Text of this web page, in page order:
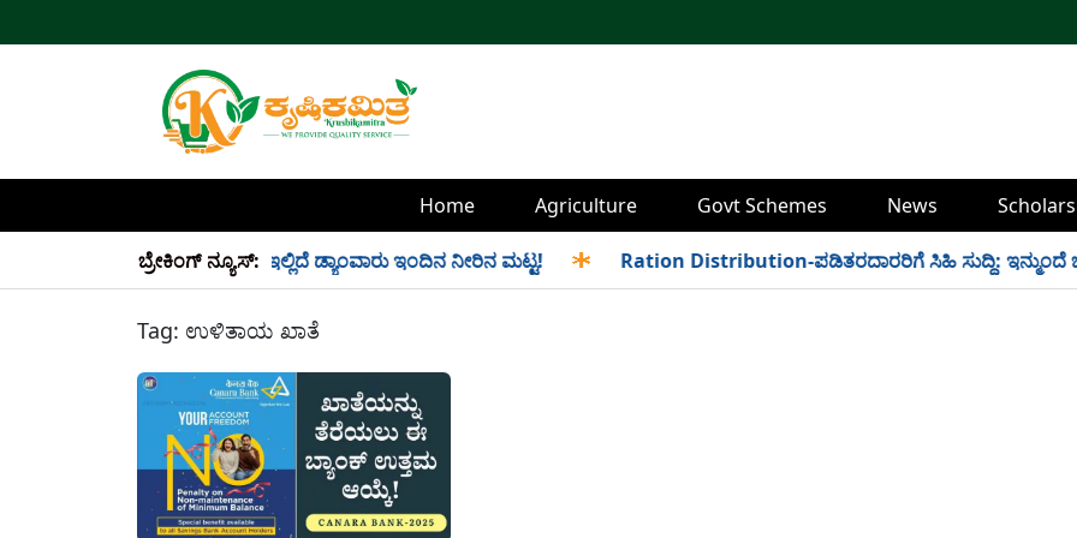
Home Agriculture Govt Schemes News
ಬ್ರೇಕಿಂಗ್ ನ್ಯೂಸ್:
34 TMC ನೀರು ಸಂಗ್ರಹ! ಇಲ್ಲಿದೆ ಡ್ಯಾಂವಾರು ಇಂದಿನ ನೀರಿನ ಮಟ್ಟ! Ration Distribution-ಪಡಿತರದಾರರಿಗೆ ಸಿಹಿ ಸುದ್ದಿ: ಇನ್ಮುಂದೆ
Tag: ಉಳಿತಾಯ ಖಾತೆ